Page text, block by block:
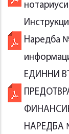
Наредба
ЕДИННИ
НАРЕДБА